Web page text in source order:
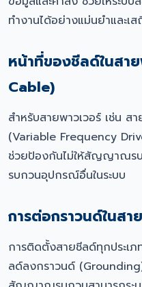
ทำงานได้อย่างแม่นยำและเ
หน้าที่ของชีลด์ในสา
Cable)
สำหรับสายพาวเวอร์ เช่น ส
(Variable Frequency
ช่วยป้องกันไม่ให้สัญญาณร
รบกวนอุปกรณ์อื่นในระบบ
การต่อกราวนด์ในส
การติดตั้งสายชีลด์ทุกประเ
ลด์ลงกราวนด์